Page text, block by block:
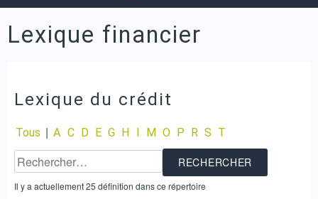
Lexique financier
Lexique du crédit
Tous | A C D E G H I M O P R S T
Il y a actuellement 25 définition dans ce répertoire